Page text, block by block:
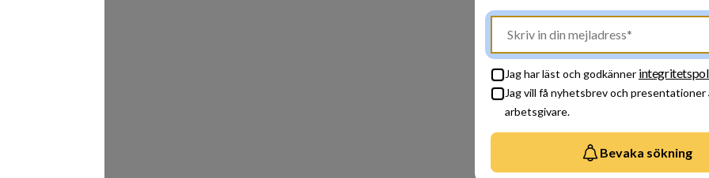
Jag har läst och godkänner
Jag vill få nyhetsbrev och presentationer
arbetsgivare.
Bevaka sökning